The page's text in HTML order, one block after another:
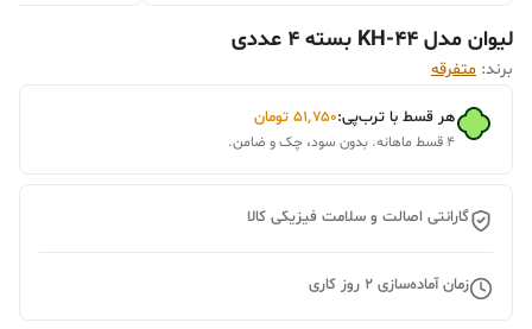
لیوان مدل KH-44 بسته 4 عددی
برند: متفرقه
هر قسط با ترب‌پی:۵۱٬۷۵۰ تومان
۴ قسط ماهانه. بدون سود، چک و ضامن.
گارانتی اصالت و سلامت فیزیکی کالا
زمان آماده‌سازی 2 روز کاری